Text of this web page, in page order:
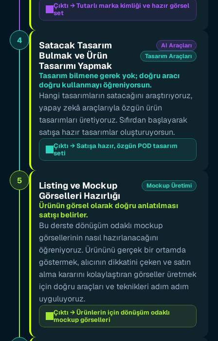
Çıktı → Tutarlı marka kimliği ve hazır görsel
set
4
Satacak Tasarım
Bulmak ve Ürün
Tasarımı Yapmak
AI Araçları
Tasarım Araçları
Tasarım bilmene gerek yok; doğru aracı
doğru kullanmayı öğreniyorsun.
Hangi tasarımların satacağını araştırıyoruz,
yapay zekâ araçlarıyla özgün ürün
tasarımları üretiyoruz. Sıfırdan başlayarak
satışa hazır tasarımlar oluşturuyorsun.
Çıktı → Satışa hazır, özgün POD tasarım
seti
5
Listing ve Mockup
Görselleri Hazırlığı
Mockup Üretimi
Ürünün görsel olarak doğru anlatılması
satışı belirler.
Bu derste dönüşüm odaklı mockup
görsellerinin nasıl hazırlanacağını
öğreniyoruz. Ürününü gerçek bir ortamda
göstermek, alıcının dikkatini çeken ve satın
alma kararını kolaylaştıran görseller üretmek
için doğru araçları ve teknikleri adım adım
uyguluyoruz.
Çıktı → Ürünlerin için dönüşüm odaklı
mockup görselleri